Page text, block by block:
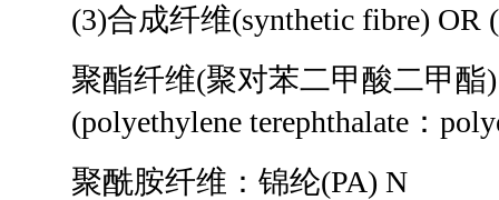
(3)合成纤维(synthetic fibre) OR
聚酯纤维(聚对苯二甲酸二甲酯):
(polyethylene terephthalate：
聚酰胺纤维：锦纶(PA) N